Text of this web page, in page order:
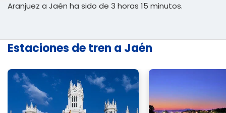
Aranjuez a Jaén ha sido de 3 horas 15 minutos.
Estaciones de tren a Jaén